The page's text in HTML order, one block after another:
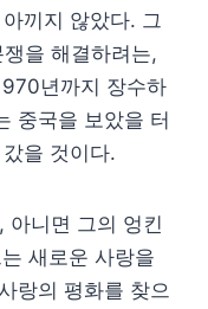
끼지 않았다. 그
을 해결하려는,
년까지 장수하
중국을 보았을 터
을 것이다.
아니면 그의 엉킨
새로운 사랑을
랑의 평화를 찾으